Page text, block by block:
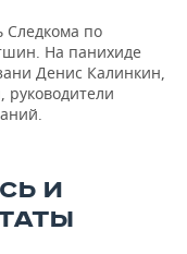
Следкома по
На панихиде
Денис Калинкин,
руководители
И